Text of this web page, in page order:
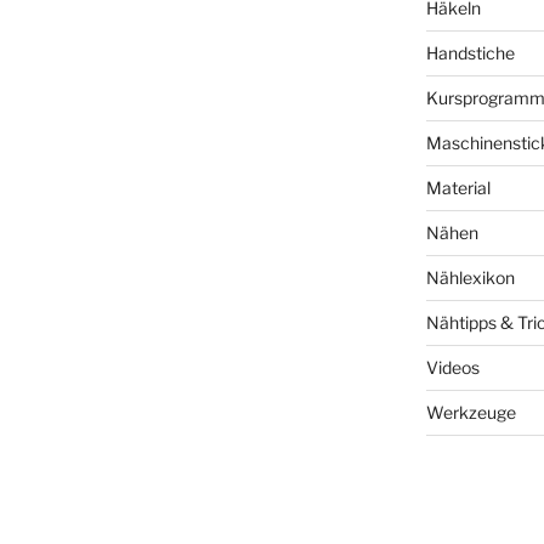
Häkeln
Handstiche
Kursprogramm
Material
Nähen
Nählexikon
Nähtipps &
Videos
Werkzeuge